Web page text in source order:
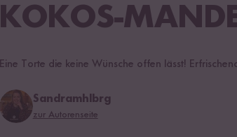
KOKOS-
Eine Torte die keine Wünsche offen lässt!
Sandramhlbrg
zur Autorenseite